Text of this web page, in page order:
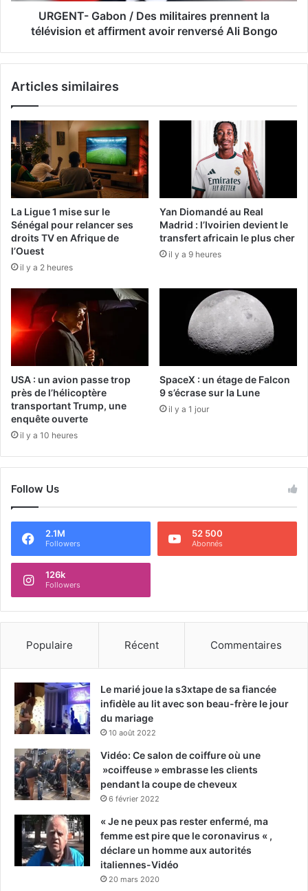
URGENT- Gabon / Des militaires prennent la
télévision et affirment avoir renversé Ali Bongo
Articles similaires
La Ligue 1 mise sur le
Sénégal pour relancer ses
droits TV en Afrique de
l’Ouest
il y a 2 heures
Yan Diomandé au Real
Madrid : l’Ivoirien devient le
transfert africain le plus cher
il y a 9 heures
USA : un avion passe trop
près de l’hélicoptère
transportant Trump, une
enquête ouverte
il y a 10 heures
SpaceX : un étage de Falcon
9 s’écrase sur la Lune
il y a 1 jour
Follow Us
2.1M
Followers
52 500
Abonnés
126k
Followers
Populaire Récent Commentaires
Le marié joue la s3xtape de sa fiancée
infidèle au lit avec son beau-frère le jour
du mariage
10 août 2022
Vidéo: Ce salon de coiffure où une
»coiffeuse » embrasse les clients
pendant la coupe de cheveux
6 février 2022
« Je ne peux pas rester enfermé, ma
femme est pire que le coronavirus « ,
déclare un homme aux autorités
italiennes-Vidéo
20 mars 2020